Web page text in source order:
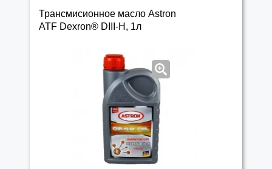
Трансмисионное масло Astron
ATF Dexron® DIII-H, 1л